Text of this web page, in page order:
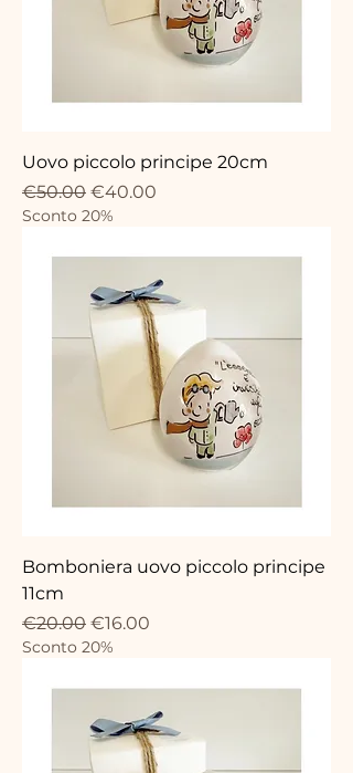
Uovo piccolo principe 20cm
Regular Price
€50.00 Sale Price
€40.00
Sconto 20%
Bomboniera uovo piccolo principe
11cm
Regular Price
€20.00 Sale Price
€16.00
Sconto 20%